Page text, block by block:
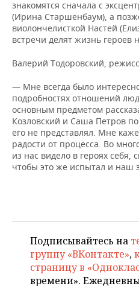
КИБЕРСПОРТ
ФИГУРНОЕ КАТАНИЕ
ВОДНЫЕ ВИДЫ СПОРТА
ХОККЕЙ С МЯЧОМ
КУЛЬТУРА
МЕДИЦИНА
ОБРАЗОВАНИЕ
ПРОИСШЕСТВИЯ
СПИСОК КОМПАНИЙ
ПОЛНАЯ ВЕРСИЯ
знакомятся сначала с
(Ирина Старшенбаум), а
виолончелисткой Настей
встречи делят жизнь героев
Валерий Тодоровский,
— Мне всегда было
подробностях отношений
основным предметом
Козловский и Саша Петров
его не представлял. Мне
радости от процесса. Во
из нас видело в героях
чтобы это же испытал и наш
Подписывайтесь на
группу «ВКонтакте»,
страницу в
времени».